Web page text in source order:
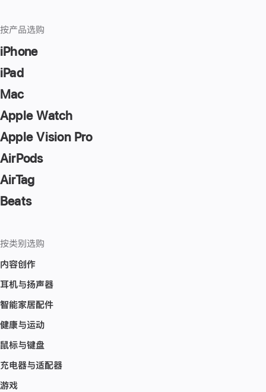
按产品选购
iPhone
iPad
Mac
Apple Watch
Apple Vision Pro
AirPods
AirTag
Beats
按类别选购
内容创作
耳机与扬声器
智能家居配件
健康与运动
鼠标与键盘
充电器与适配器
游戏